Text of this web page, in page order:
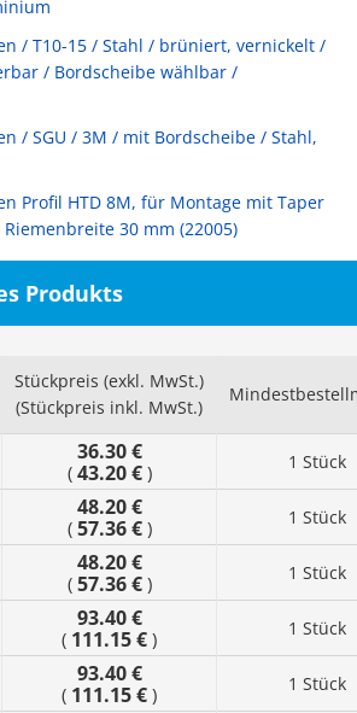
/ T10-15 / Stahl / brüniert, vernickelt /
/ Bordscheibe wählbar /
/ SGU / 3M / mit Bordscheibe / Stahl,
Profil HTD 8M, für Montage mit Taper
30 mm (22005)
Produkts
Stückpreis (exkl. MwSt.)
(Stückpreis inkl. MwSt.)
36.30 €
( 43.20 €) 1 Stück
48.20 €
( 57.36 €) 1 Stück
48.20 €
( 57.36 €) 1 Stück
93.40 €
( 111.15 € ) 1 Stück
93.40 €
( 111.15 € ) 1 Stück